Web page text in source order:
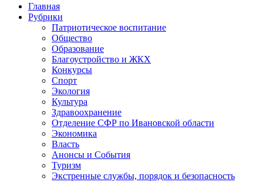
Промотать
содержимому
Главная
Рубрики
Патриотическое воспитание
Общество
Образование
Благоустройство и ЖКХ
Конкурсы
Спорт
Экология
Культура
Здравоохранение
Отделение СФР по Ивановской области
Экономика
Власть
Анонсы и События
Туризм
Экстренные службы, порядок и безопасность